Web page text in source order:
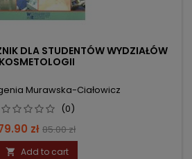
DLA STUDENTÓW WYDZIAŁÓW
KOSMETOLOGII
Murawska-Ciałowicz
(0)
zł Regular
price
85.00 zł
 Add to cart